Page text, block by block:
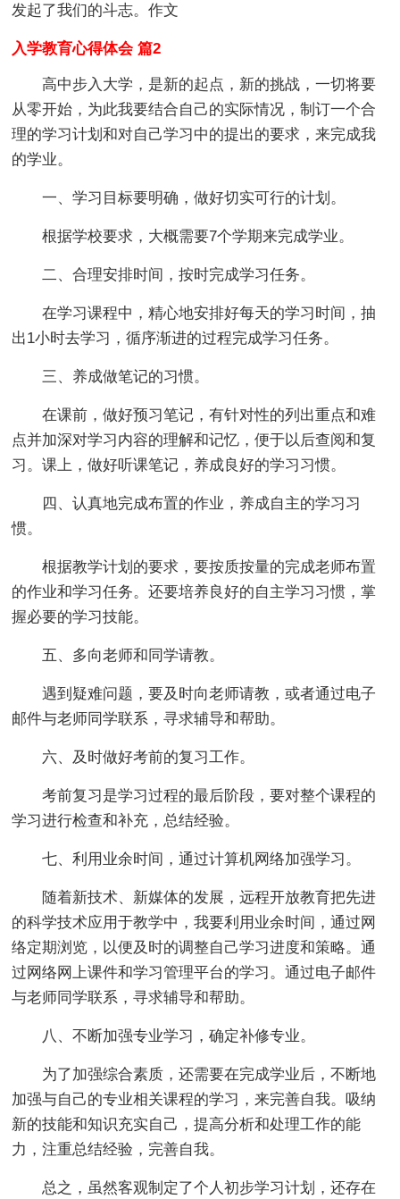
发起了我们的斗志。作文
入学教育心得体会 篇2
高中步入大学，是新的起点，新的挑战，一切将要
从零开始，为此我要结合自己的实际情况，制订一个合
理的学习计划和对自己学习中的提出的要求，来完成我
的学业。
一、学习目标要明确，做好切实可行的计划 。
根据学校要求，大概需要7个学期来完成学业。
二、合理安排时间，按时完成学习任务。
在学习课程中，精心地安排好每天的学习时间，抽
出1小时去学习，循序渐进的过程完成学习任务。
三、养成做笔记的习惯。
在课前，做好预习笔记，有针对性的列出重点和难
点并加深对学习内容的理解和记忆，便于以后查阅和复
习。课上，做好听课笔记，养成良好的学习习惯。
四、认真地完成布置的作业，养成自主的学习习
惯。
根据教学计划的要求，要按质按量的完成老师布置
的作业和学习任务。还要培养良好的自主学习习惯，掌
握必要的学习技能。
五、多向老师和同学请教。
遇到疑难问题，要及时向老师请教，或者通过电子
邮件与老师同学联系，寻求辅导和帮助。
六、及时做好考前的复习工作。
考前复习是学习过程的最后阶段，要对整个课程的
学习进行检查和补充，总结经验。
七、利用业余时间，通过计算机网络加强学习。
随着新技术、新媒体的发展，远程开放教育把先进
的科学技术应用于教学中，我要利用业余时间，通过网
络定期浏览，以便及时的调整自己学习进度和策略。通
过网络网上课件和学习管理平台的学习。通过电子邮件
与老师同学联系，寻求辅导和帮助。
八、不断加强专业学习，确定补修专业。
为了加强综合素质，还需要在完成学业后，不断地
加强与自己的专业相关课程的学习，来完善自我。吸纳
新的技能和知识充实自己，提高分析和处理工作的能
力，注重总结经验，完善自我。
总之，虽然客观制定了个人初步学习计划，还存在